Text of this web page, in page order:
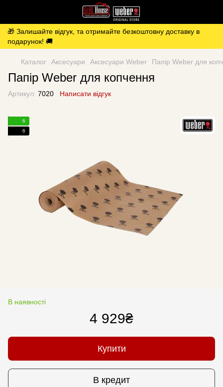
🎁 Залишайте відгук, та отримайте безкоштовну доставку в
подарунок! 🚚
Каталог Аксесуари Аксесуари Weber Папір Weber для
Папір Weber для копчення
Артикул: 7020 Написати відгук
6
6
В наявності
4 929₴
Купити
В кредит